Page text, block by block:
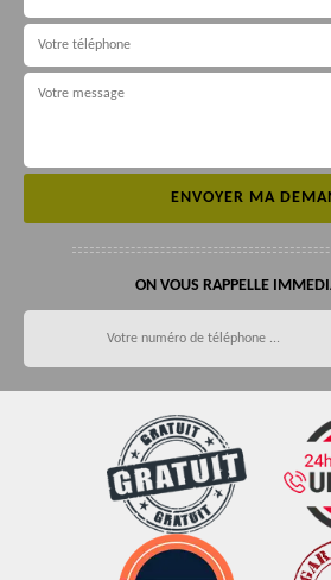
ON VOUS RAPPELLE